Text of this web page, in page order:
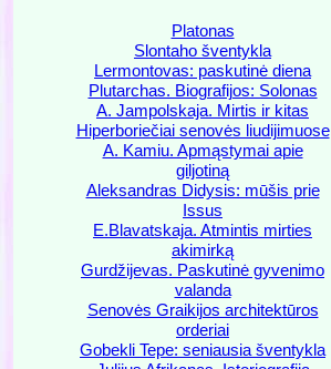
Platonas
Slontaho šventykla
Lermontovas: paskutinė diena
Plutarchas. Biografijos: Solonas
A. Jampolskaja. Mirtis ir kitas
Hiperboriečiai senovės liudijimuose
A. Kamiu. Apmąstymai apie
giljotiną
Aleksandras Didysis: mūšis prie
Issus
E.Blavatskaja. Atmintis mirties
akimirką
Gurdžijevas. Paskutinė gyvenimo
valanda
Senovės Graikijos architektūros
orderiai
Gobekli Tepe: seniausia šventykla